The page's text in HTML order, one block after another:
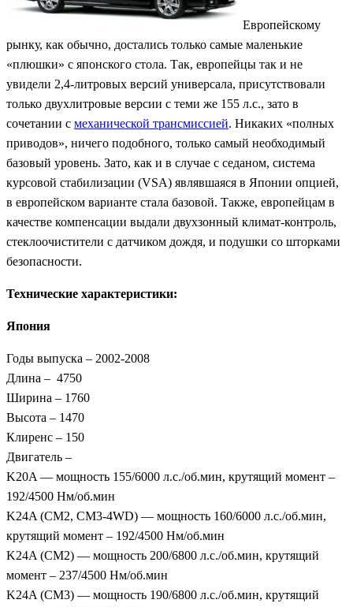
Европейскому
рынку, как обычно, достались только самые маленькие
«плюшки» с японского стола. Так, европейцы так и не
увидели 2,4-литровых версий универсала, присутствовали
только двухлитровые версии с теми же 155 л.с., зато в
сочетании с механической трансмиссией. Никаких «полных
приводов», ничего подобного, только самый необходимый
базовый уровень. Зато, как и в случае с седаном, система
курсовой стабилизации (VSA) являвшаяся в Японии опцией,
в европейском варианте стала базовой. Также, европейцам в
качестве компенсации выдали двухзонный климат-контроль,
стеклоочистители с датчиком дождя, и подушки со шторками
безопасности.
Технические характеристики:
Япония
Годы выпуска – 2002-2008
Длина – 4750
Ширина – 1760
Высота – 1470
Клиренс – 150
Двигатель –
K20A — мощность 155/6000 л.с./об.мин, крутящий момент –
192/4500 Нм/об.мин
K24A (CM2, CM3-4WD) — мощность 160/6000 л.с./об.мин,
крутящий момент – 192/4500 Нм/об.мин
K24A (CM2) — мощность 200/6800 л.с./об.мин, крутящий
момент – 237/4500 Нм/об.мин
K24A (CM3) — мощность 190/6800 л.с./об.мин, крутящий